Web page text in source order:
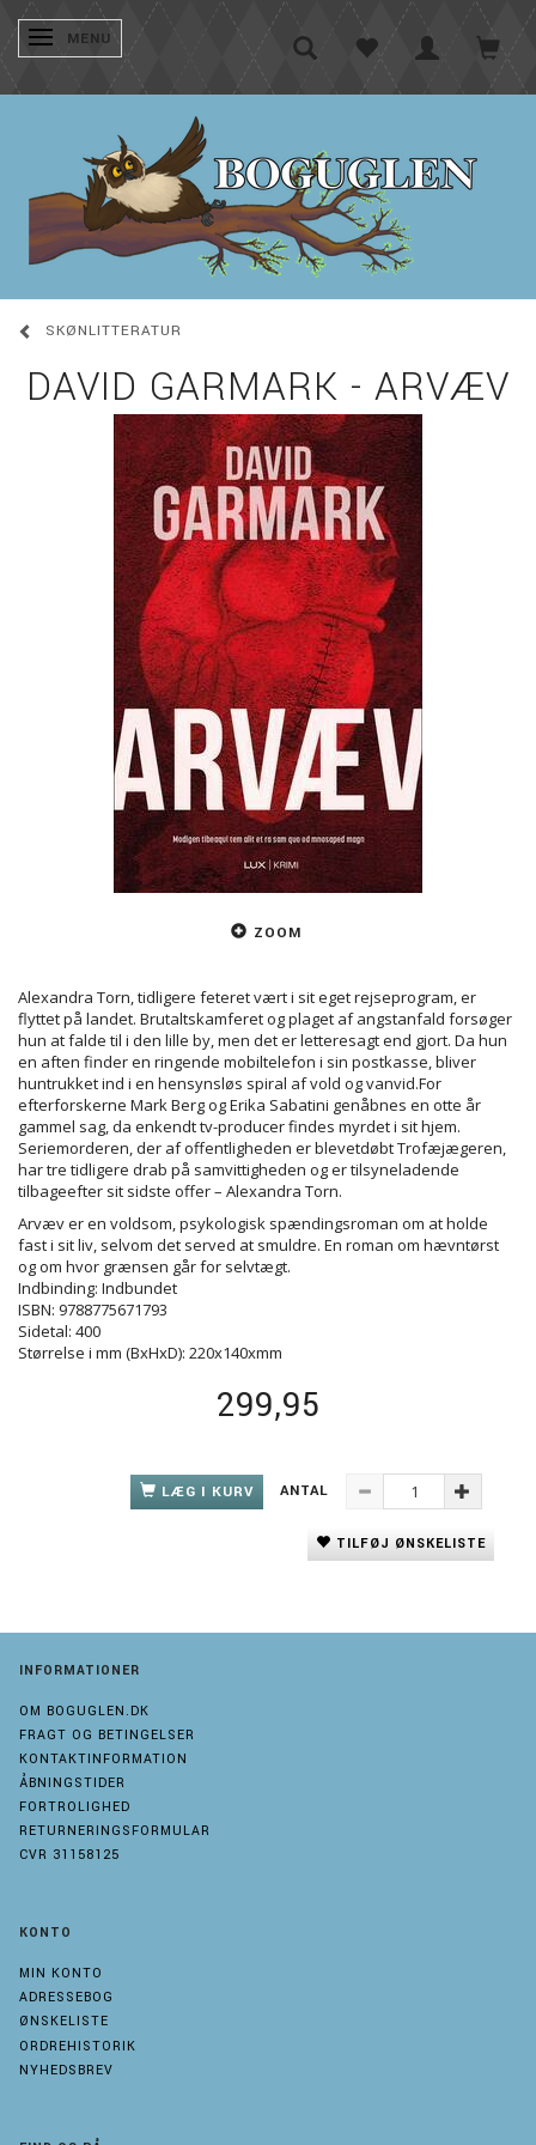
SKIFTE NAVIGATION
MENU
SKØNLITTERATUR
DAVID GARMARK - ARVÆV
ZOOM
Alexandra Torn, tidligere feteret vært i sit eget rejseprogram, er
flyttet på landet. Brutaltskamferet og plaget af angstanfald forsøger
hun at falde til i den lille by, men det er letteresagt end gjort. Da hun
en aften finder en ringende mobiltelefon i sin postkasse, bliver
huntrukket ind i en hensynsløs spiral af vold og vanvid.For
efterforskerne Mark Berg og Erika Sabatini genåbnes en otte år
gammel sag, da enkendt tv-producer findes myrdet i sit hjem.
Seriemorderen, der af offentligheden er blevetdøbt Trofæjægeren,
har tre tidligere drab på samvittigheden og er tilsyneladende
tilbageefter sit sidste offer – Alexandra Torn.
Arvæv er en voldsom, psykologisk spændingsroman om at holde
fast i sit liv, selvom det served at smuldre. En roman om hævntørst
og om hvor grænsen går for selvtægt.
Indbinding: Indbundet
ISBN: 9788775671793
Sidetal: 400
Størrelse i mm (BxHxD): 220x140xmm
299,95
LÆG I KURV ANTAL
TILFØJ ØNSKELISTE
INFORMATIONER
OM BOGUGLEN.DK
FRAGT OG BETINGELSER
KONTAKTINFORMATION
ÅBNINGSTIDER
FORTROLIGHED
RETURNERINGSFORMULAR
CVR 31158125
KONTO
MIN KONTO
ADRESSEBOG
ØNSKELISTE
ORDREHISTORIK
NYHEDSBREV